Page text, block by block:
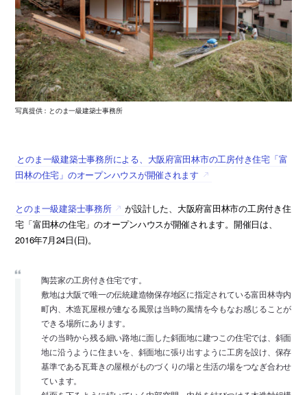
写真提供：とのま一級建築士事務所
とのま一級建築士事務所による、大阪府富田林市の工房付き住宅「富
田林の住宅」のオープンハウスが開催されます
とのま一級建築士事務所
が設計した、大阪府富田林市の工房付き住
宅「富田林の住宅」のオープンハウスが開催されます。開催日は、
2016年7月24日(日)。
陶芸家の工房付き住宅です。
敷地は大阪で唯一の伝統建造物保存地区に指定されている富田林寺内
町内、木造瓦屋根が連なる風景は当時の風情を今もなお感じることが
できる場所にあります。
その当時から残る細い路地に面した斜面地に建つこの住宅では、斜面
地に沿うように住まいを、斜面地に張り出すように工房を設け、保存
基準である瓦葺きの屋根がものづくりの場と生活の場をつなぎ合わせ
ています。